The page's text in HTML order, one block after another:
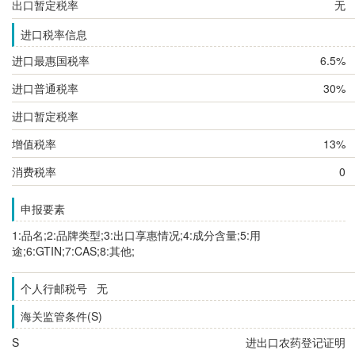
出口暂定税率
无
进口税率信息
进口最惠国税率
6.5%
进口普通税率
30%
进口暂定税率
增值税率
13%
消费税率
0
申报要素
1:品名;2:品牌类型;3:出口享惠情况;4:成分含量;5:用
途;6:GTIN;7:CAS;8:其他;
个人行邮税号 无
海关监管条件(S)
S
进出口农药登记证明